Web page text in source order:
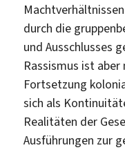
durch die
und Ausschlusses
Rassismus ist
Fortsetzung
sich als
Realitäten der
Ausführungen zur